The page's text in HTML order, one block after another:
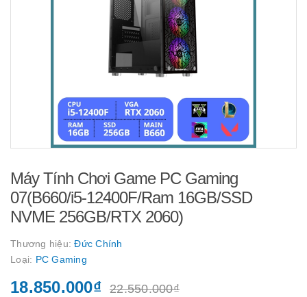
Máy Tính Chơi Game PC Gaming
07(B660/i5-12400F/Ram 16GB/SSD
NVME 256GB/RTX 2060)
Thương hiệu:Đức Chính
Loại: PC Gaming
18.850.000₫ 22.550.000₫